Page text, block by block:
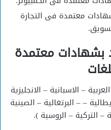
معتمدة فى التجارة
بشهادات معتمدة
– الاسبانية – الانجليزية
– – البرتغالية – الصينية
– التركية – الروسية ).